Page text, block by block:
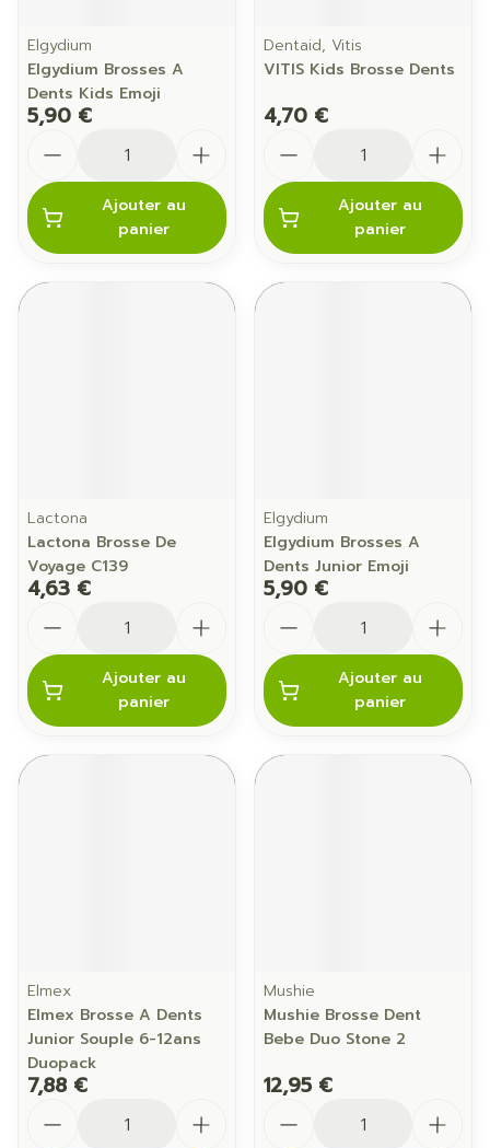
Elgydium
Elgydium Brosses A
Dents Kids Emoji
5,90 €
Ajouter au
panier
Dentaid, Vitis
VITIS Kids Brosse Dents
4,70 €
Ajouter au
panier
Lactona
Lactona Brosse De
Voyage C139
4,63 €
Ajouter au
panier
Elgydium
Elgydium Brosses A
Dents Junior Emoji
5,90 €
Ajouter au
panier
Elmex
Elmex Brosse A Dents
Junior Souple 6-12ans
Duopack
7,88 €
Mushie
Mushie Brosse Dent
Bebe Duo Stone 2
12,95 €